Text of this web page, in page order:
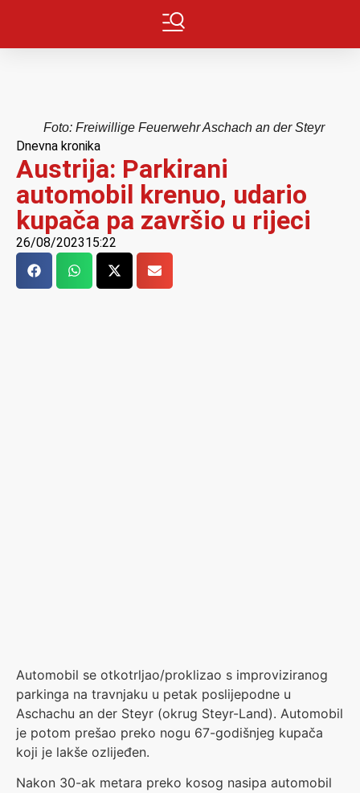
Foto: Freiwillige Feuerwehr Aschach an der Steyr
Dnevna kronika
Austrija: Parkirani
automobil krenuo, udario
kupača pa završio u rijeci
26/08/202315:22
Automobil se otkotrljao/proklizao s improviziranog
parkinga na travnjaku u petak poslijepodne u
Aschachu an der Steyr (okrug Steyr-Land). Automobil
je potom prešao preko nogu 67-godišnjeg kupača
koji je lakše ozlijeđen.
Nakon 30-ak metara preko kosog nasipa automobil